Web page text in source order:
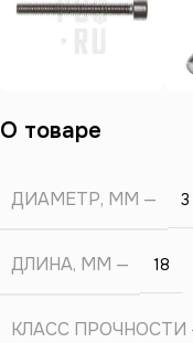
О товаре
ДИАМЕТР, ММ 3
ДЛИНА, ММ 18
КЛАСС ПРОЧНОСТИ